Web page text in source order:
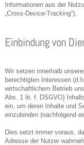
Informationen aus der
„Cross-Device-Tracking“).
Einbindung von
Wir setzen innerhalb
berechtigten Interessen
wirtschaftlichem Betrieb
Abs. 1 lit. f. DSGVO)
ein, um deren Inhalte und
einzubinden (nachfolgend
Dies setzt immer voraus,
Adresse der Nutzer